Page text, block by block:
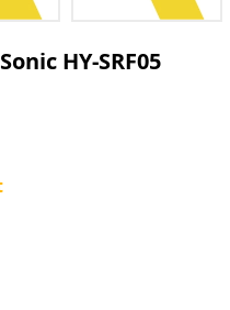
HY-SRF05